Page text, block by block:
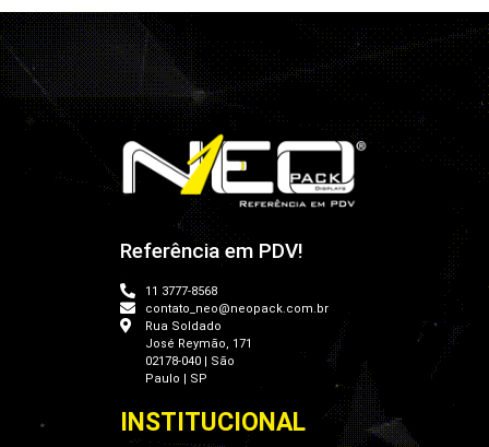
Referência em PDV!
11 3777-8568
contato_neo@neopack.com.br
Rua Soldado
José Reymão, 171
02178-040 | São
Paulo | SP
INSTITUCIONAL